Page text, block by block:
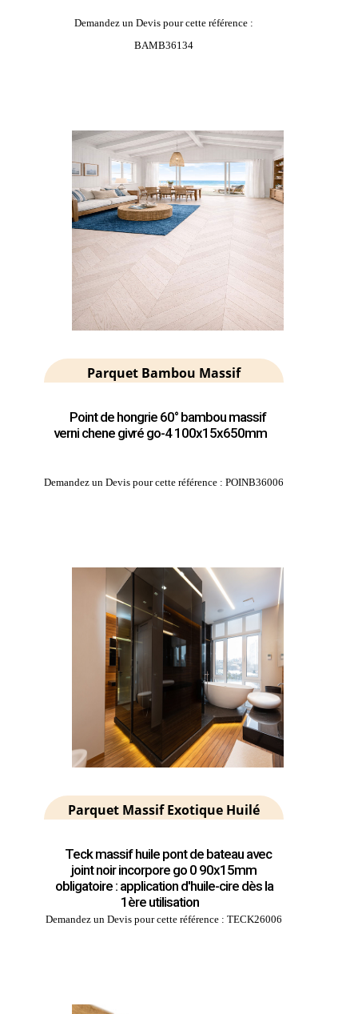
Demandez un Devis pour cette référence :
BAMB36134
Parquet Bambou Massif
Point de hongrie 60° bambou massif
verni chene givré go-4 100x15x650mm
Demandez un Devis pour cette référence : POINB36006
Parquet Massif Exotique Huilé
Teck massif huile pont de bateau avec
joint noir incorpore go 0 90x15mm
obligatoire : application d'huile-cire dès la
1ère utilisation
Demandez un Devis pour cette référence : TECK26006